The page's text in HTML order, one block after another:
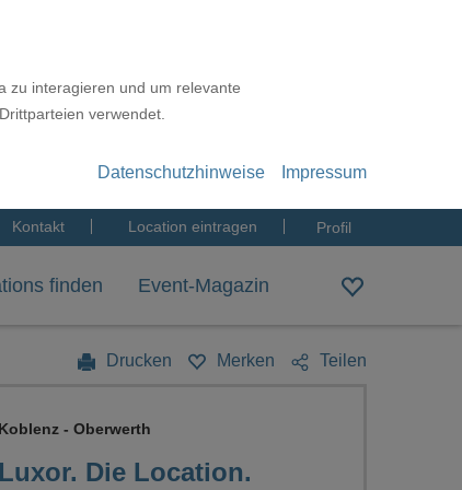
zu interagieren und um relevante
verwendet.
Datenschutzhinweise Impressum
Kontakt Location eintragen Profil
finden Event-Magazin
Drucken Merken Teilen
Luxor. Die Location.
Koblenz - Oberwerth